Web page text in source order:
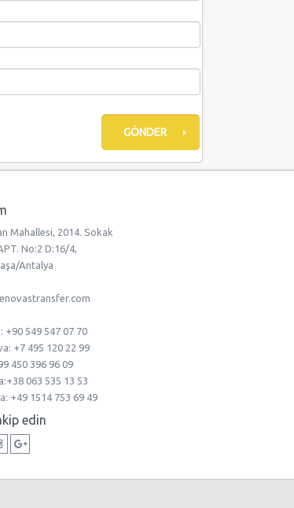
Mahallesi, 2014. Sokak
No:2 D:16/4,
Antalya
+90 549 547 07 70
+7 495 120 22 99
450 396 96 09
063 535 13 53
+49 1514 753 69 49
edin